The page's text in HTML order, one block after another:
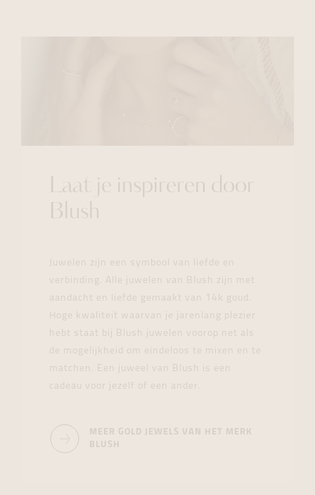
Laat je inspireren door
Blush
Juwelen zijn een symbool van liefde en
verbinding. Alle juwelen van Blush zijn met
aandacht en liefde gemaakt van 14k goud.
Hoge kwaliteit waarvan je jarenlang plezier
hebt staat bij Blush juwelen voorop net als
de mogelijkheid om eindeloos te mixen en te
matchen. Een juweel van Blush is een
cadeau voor jezelf of een ander.
MEER GOLD JEWELS VAN HET MERK
BLUSH